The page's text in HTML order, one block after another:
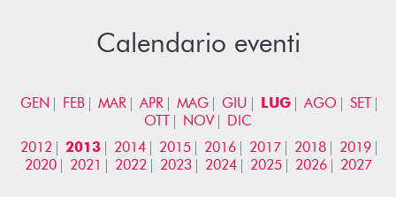
Calendario eventi
GEN FEB MAR APR MAG GIU LUG AGO
SET
OTT
NOV
DIC
2012
2013 2014 2015 2016 2017 2018
2019
2020
2021 2022 2023 2024 2025 2026 2027